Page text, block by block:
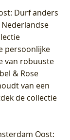
: Durf anders
persoonlijke
van robuuste
& Rose
van een
de collectie
Oost: